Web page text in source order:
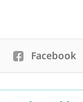
Facebook